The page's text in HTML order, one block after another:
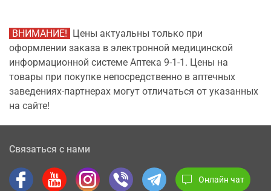
ВНИМАНИЕ!
Цены актуальны только при
оформлении заказа в электронной медицинской
информационной системе Аптека 9-1-1. Цены на
товары при покупке непосредственно в аптечных
заведениях-партнерах могут отличаться от указанных
на сайте!
Связаться с нами
Онлайн чат